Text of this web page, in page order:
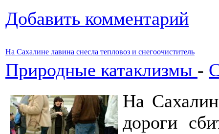
Добавить комментарий
На Сахалине лавина снесла тепловоз и снегоочиститель
Природные катаклизмы -
На
дороги